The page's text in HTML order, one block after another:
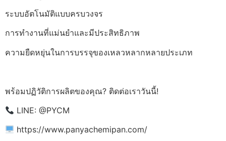
ระบบอัตโนมัติแบบครบวงจร
การทำงานที่แม่นยำและมีประสิทธิภาพ
ความยืดหยุ่นในการบรรจุของเหลวหลากหลายประเภท
พร้อมปฏิวัติการผลิตของคุณ? ติดต่อเราวันนี้!
LINE: @PYCM
https://www.panyachemipan.com/